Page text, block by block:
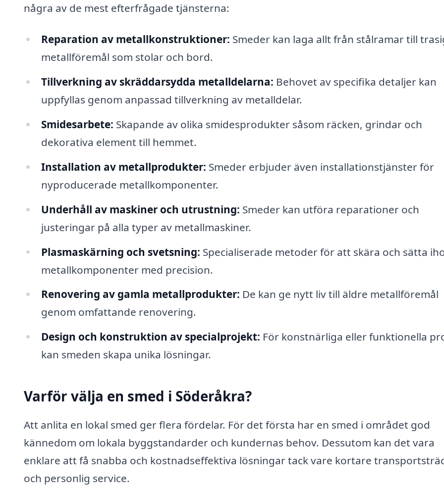
några av de mest efterfrågade tjänsterna:
Reparation av metallkonstruktioner: Smeder kan laga allt från stålramar till
metallföremål som stolar och bord.
Tillverkning av skräddarsydda metalldelarna: Behovet av specifika detaljer kan
uppfyllas genom anpassad tillverkning av metalldelar.
Smidesarbete: Skapande av olika smidesprodukter såsom räcken, grindar och
dekorativa element till hemmet.
Installation av metallprodukter: Smeder erbjuder även installationstjänster för
nyproducerade metallkomponenter.
Underhåll av maskiner och utrustning: Smeder kan utföra reparationer och
justeringar på alla typer av metallmaskiner.
Plasmaskärning och svetsning: Specialiserade metoder för att skära och sätta
metallkomponenter med precision.
Renovering av gamla metallprodukter: De kan ge nytt liv till äldre metallföremål
genom omfattande renovering.
Design och konstruktion av specialprojekt: För konstnärliga eller funktionella
kan smeden skapa unika lösningar.
Varför välja en smed i Söderåkra?
Att anlita en lokal smed ger flera fördelar. För det första har en smed i området god
kännedom om lokala byggstandarder och kundernas behov. Dessutom kan det vara
enklare att få snabba och kostnadseffektiva lösningar tack vare kortare
och personlig service.